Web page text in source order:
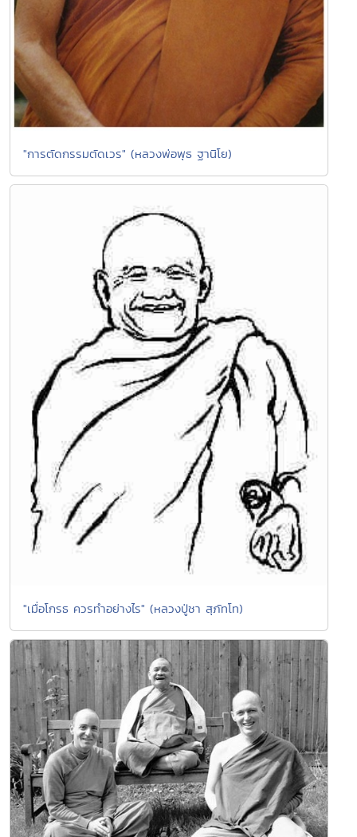
"การตัดกรรมตัดเวร" (หลวงพ่อพุธ ฐานิโย)
"เมื่อโกรธ ควรทำอย่างไร" (หลวงปู่ชา สุภัทโท)